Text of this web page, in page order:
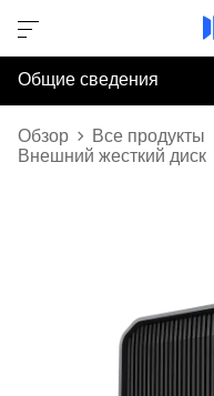
Общие сведения
Технические
Обзор Все продукты
Внешний жесткий диск